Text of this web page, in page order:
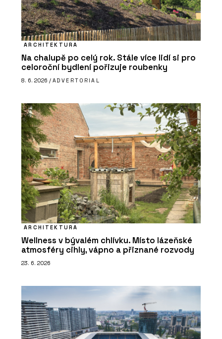
ARCHITEKTURA
Na chalupě po celý rok. Stále více lidí si pro
celoroční bydlení pořizuje roubenky
8. 6. 2026 / ADVERTORIAL
ARCHITEKTURA
Wellness v bývalém chlívku. Místo lázeňské
atmosféry cihly, vápno a přiznané rozvody
23. 6. 2026